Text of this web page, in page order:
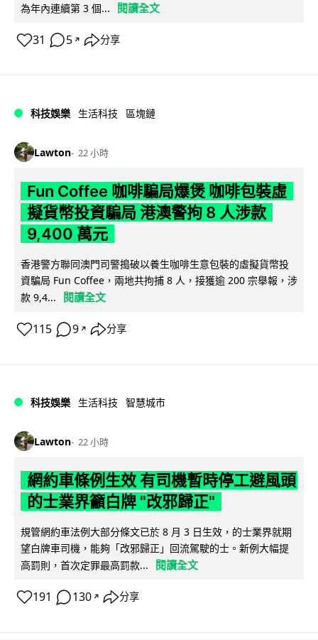
為年內連續第 3 個...
閱讀全文
31 5 ↗ 分享
科技娛樂 生活科技 區塊鏈
Lawton 22 小時
Fun Coffee 咖啡騙局爆煲 咖啡包裝虛
擬貨幣投資騙局 港澳警拘 8 人涉款
9,400 萬元
香港警方聯同澳門司警搗破以養生咖啡生意包裝的虛擬貨幣投
資騙局 Fun Coffee，兩地共拘捕 8 人，接獲逾 200 宗舉報，涉
款 9,4...
閱讀全文
115 9 ↗ 分享
科技娛樂 生活科技 智慧城市
Lawton 22 小時
網約車條例生效 有司機暫時停工避風頭
的士業界籲白牌 "改邪歸正"
規管網約車法例大部分條文已於 8 月 3 日生效，的士業界就期
望白牌車司機，能夠「改邪歸正」回流駕駛的士。新例大幅提
高罰則，首次定罪最高罰款...
閱讀全文
191 130 ↗ 分享